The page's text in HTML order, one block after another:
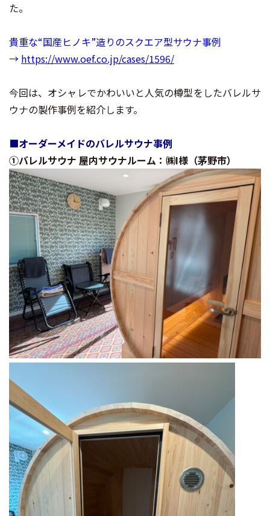
た。
貴重な“国産ヒノキ”造りのスクエア型サウナ事例
→ https://www.oef.co.jp/cases/1596/
今回は、オシャレでかわいいと人気の樽型をしたバレルサ
ウナの製作事例を紹介します。
■オーダーメイドのバレルサウナ事例
①バレルサウナ 屋内サウナルーム：㈱I様（茅野市）